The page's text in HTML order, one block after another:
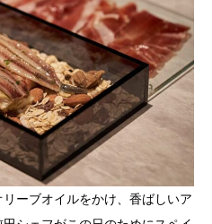
ーブオイルをかけ、香ばしいア